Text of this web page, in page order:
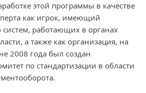
этой программы в качестве
как игрок, имеющий
работающих в органах
а также как организация, на
2008 года был создан
по стандартизации в области